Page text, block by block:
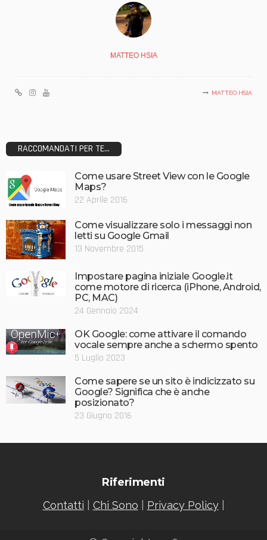
MATTEO HSIA
MATTEO HSIA
RACCOMANDATI PER TE...
Come usare Street View con le Google
Maps?
22 Aprile 2016
Come visualizzare solo i messaggi non
letti su Google Gmail
13 Novembre 2015
Impostare pagina iniziale Google.it
come motore di ricerca (iPhone, Android,
PC, MAC)
24 Gennaio 2024
OK Google: come attivare il comando
vocale sempre anche a schermo spento
5 Luglio 2023
Come sapere se un sito è indicizzato su
Google? Significa che è anche
posizionato?
23 Giugno 2016
Riferimenti
Contatti Chi Sono Privacy Policy|